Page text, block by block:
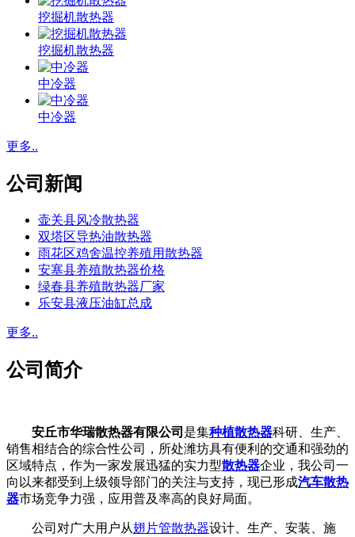
挖掘机散热器
挖掘机散热器
中冷器
中冷器
更多..
公司新闻
壶关县风冷散热器
双塔区导热油散热器
雨花区鸡舍温控养殖用散热器
安塞县养殖散热器价格
绿春县养殖散热器厂家
乐安县液压油缸总成
更多..
公司简介
安丘市华瑞散热器有限公司 是集种植散热器科研、生产、
销售相结合的综合性公司，所处潍坊具有便利的交通和强劲的
区域特点，作为一家发展迅猛的实力型散热器企业，我公司一
向以来都受到上级领导部门的关注与支持，现已形成汽车散热
器市场竞争力强，应用普及率高的良好局面。
公司对广大用户从翅片管散热器设计、生产、安装、施